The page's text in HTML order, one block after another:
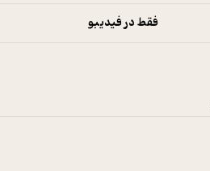
فقط در فیدیبو